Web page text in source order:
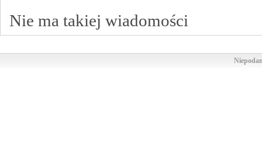
Nie ma takiej wiadomości